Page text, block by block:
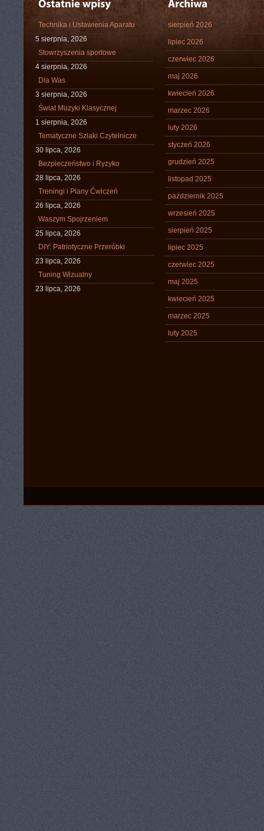
Technika i Ustawienia Aparatu
5 sierpnia, 2026
Stowrzyszenia sportowe
4 sierpnia, 2026
Dla Was
3 sierpnia, 2026
Świat Muzyki Klasycznej
1 sierpnia, 2026
Tematyczne Szlaki Czytelnicze
30 lipca, 2026
Bezpieczeństwo i Ryzyko
28 lipca, 2026
Treningi i Plany Ćwiczeń
26 lipca, 2026
Waszym Spojrzeniem
25 lipca, 2026
DIY: Patriotyczne Przeróbki
23 lipca, 2026
Tuning Wizualny
23 lipca, 2026
sierpień 2026
lipiec 2026
czerwiec 2026
maj 2026
kwiecień 2026
marzec 2026
luty 2026
styczeń 2026
grudzień 2025
listopad 2025
październik 2025
wrzesień 2025
sierpień 2025
lipiec 2025
czerwiec 2025
maj 2025
kwiecień 2025
marzec 2025
luty 2025